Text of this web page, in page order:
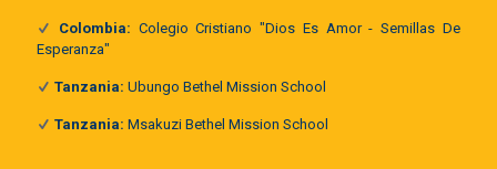
Colombia: Colegio Cristiano "Dios Es Amor - Semillas De
Esperanza"
Tanzania: Ubungo Bethel Mission School
Tanzania: Msakuzi Bethel Mission School